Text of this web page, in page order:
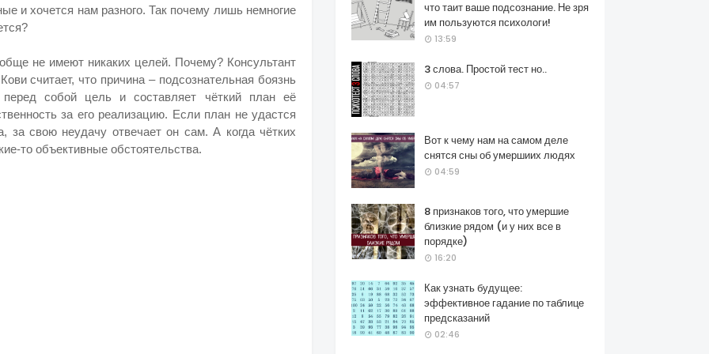
и хочется нам разного. Так почему лишь немногие
не имеют никаких целей. Почему? Консультант
считает, что причина – подсознательная боязнь
перед собой цель и составляет чёткий план её
за его реализацию. Если план не удастся
за свою неудачу отвечает он сам. А когда чётких
то объективные обстоятельства.
что таит ваше подсознание. Не зря
им пользуются психологи!
13:59
3 слова. Простой тест но..
04:57
Вот к чему нам на самом деле
снятся сны об умершиих людях
04:59
8 признаков того, что умершие
близкие рядом (и у них все в
порядке)
16:20
Как узнать будущее:
эффективное гадание по таблице
предсказаний
02:46